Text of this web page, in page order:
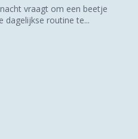
vraagt om een beetje
dagelijkse routine te...